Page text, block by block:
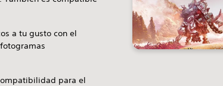
a tu gusto con el
para el